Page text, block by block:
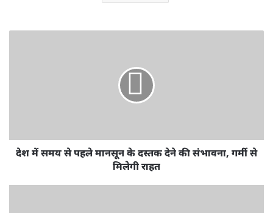
देश में समय से पहले मानसून के दस्तक देने की संभावना, गर्मी से
मिलेगी राहत